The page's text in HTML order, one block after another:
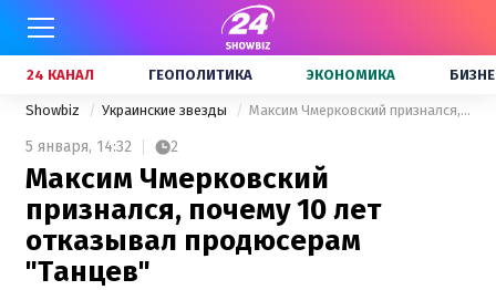
24 КАНАЛ ГЕОПОЛИТИКА ЭКОНОМИКА
Showbiz Украинские звезды Максим Чмерковский признался, почему 10 лет отказывал продюсерам "Танцев"
5 января, 14:32 2
Максим Чмерковский
признался, почему 10 лет
отказывал продюсерам
"Танцев"